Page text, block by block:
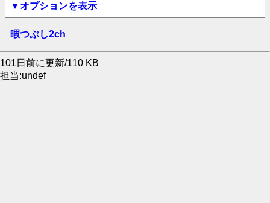
▼オプションを表示
暇つぶし2ch
101日前に更新/110 KB
担当:undef